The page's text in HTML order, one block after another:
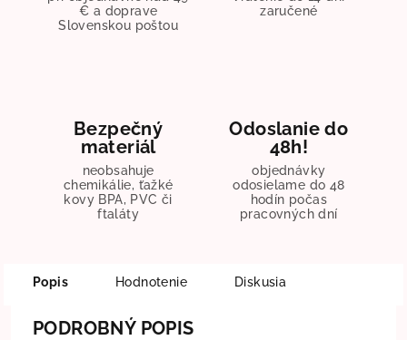
€ a doprave
Slovenskou poštou
zaručené
Bezpečný
materiál
neobsahuje
chemikálie, ťažké
kovy BPA, PVC či
ftaláty
Odoslanie do
48h!
objednávky
odosielame do 48
hodín počas
pracovných dní
Popis Hodnotenie Diskusia
PODROBNÝ POPIS